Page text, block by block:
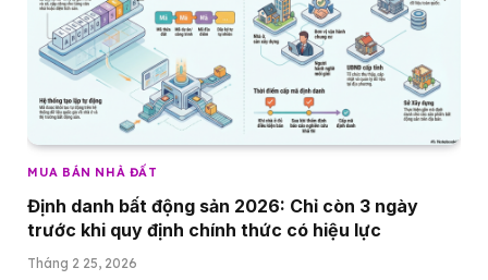
MUA BÁN NHÀ ĐẤT
Định danh bất động sản 2026: Chỉ còn 3 ngày
trước khi quy định chính thức có hiệu lực
Tháng 2 25, 2026